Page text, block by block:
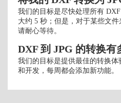
我们的目标是尽快处理所有
大约 5 秒；但是，对于某些文
请耐心等待。
DXF 到 JPG 的转换有
我们的目标是提供最佳的转换
和开发，每周都会添加新功能。